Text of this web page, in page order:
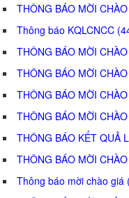
THÔNG BÁO MỜI
Thông báo KQLCNCC
THÔNG BÁO MỜI
THÔNG BÁO MỜI
THÔNG BÁO MỜI
THÔNG BÁO MỜI
THÔNG BÁO KẾT QUẢ
THÔNG BÁO MỜI
Thông báo mời chào giá